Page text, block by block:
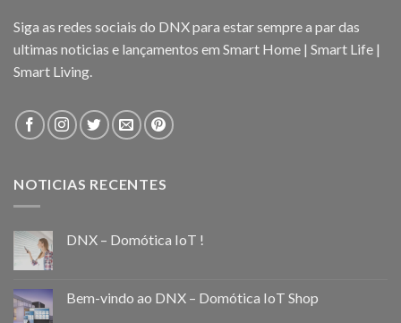
Siga as redes sociais do DNX para estar sempre a par das
ultimas noticias e lançamentos em Smart Home | Smart Life |
Smart Living.
NOTICIAS RECENTES
DNX – Domótica IoT !
Bem-vindo ao DNX – Domótica IoT Shop